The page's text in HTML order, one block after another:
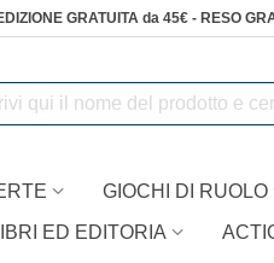
GRATUITA da 45€ - RESO
GIOCHI DI RUOLO
ED EDITORIA